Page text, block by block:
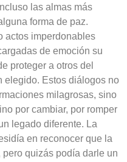
las almas más
forma de paz.
actos imperdonables
de emoción su
proteger a otros del
elegido. Estos diálogos no
milagrosas, sino
por cambiar, por romper
legado diferente. La
en reconocer que la
quizás podía darle un